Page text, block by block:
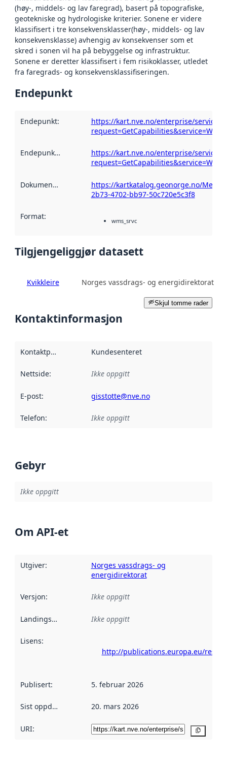
(høy-, middels- og lav faregrad), basert på topografiske,
geotekniske og hydrologiske kriterier. Sonene er videre
klassifisert i tre konsekvensklasser(høy-, middels- og lav
konsekvensklasse) avhengig av konsekvenser som et
skred i sonen vil ha på bebyggelse og infrastruktur.
Sonene er deretter klassifisert i fem risikoklasser, utledet
fra faregrads- og konsekvensklassifiseringen.
Endepunkt
Endepunkt:
https://kart.nve.no/enterprise/services/
request=GetCapabilities&service=WMS
Endepunktbeskrivelse :
https://kart.nve.no/enterprise/services/
request=GetCapabilities&service=WMS
Dokumentasjon
https://kartkatalog.geonorge.no/
2b73-4702-bb97-50c720e5c3f8
Format: wms_srvc
Tilgjengeliggjør datasett
Kvikkleire Norges vassdrags- og energidirektorat
Skjul tomme rader
Kontaktinformasjon
Kontaktpunkt Kundesenteret
Nettside: Ikke oppgitt
E-post: gisstotte@nve.no
Telefon: Ikke oppgitt
Gebyr
Ikke oppgitt
Om API-et
Utgiver:
Norges vassdrags- og
energidirektorat
Versjon: Ikke oppgitt
Landingsside Ikke oppgitt
Lisens:
http://publications.europa.eu/
Publisert: 5. februar 2026
Sist oppdatert 20. mars 2026
URI: